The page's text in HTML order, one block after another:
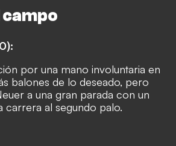
por una mano involuntaria en
balones de lo deseado, pero
a una gran parada con un
carrera al segundo palo.